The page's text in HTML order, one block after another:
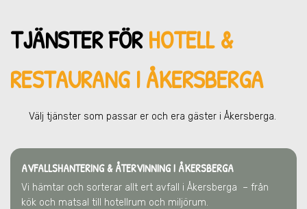
TJÄNSTER FÖRHOTELL &
RESTAURANG I ÅKERSBERGA
Välj tjänster som passar er och era gäster i Åkersberga.
AVFALLSHANTERING & ÅTERVINNINGI ÅKERSBERGA
Vi hämtar och sorterar allt ert avfall i Åkersberga – från
kök och matsal till hotellrum och miljörum.